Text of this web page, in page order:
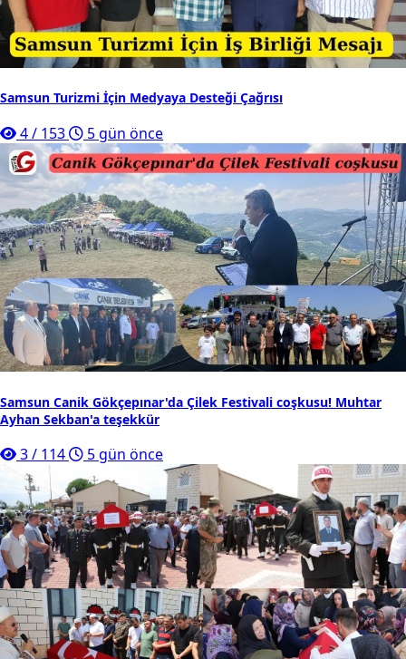
Samsun Turizmi İçin Medyaya Desteği Çağrısı
4/ 153 5 gün önce
Samsun Canik Gökçepınar'da Çilek Festivali coşkusu! Muhtar
Ayhan Sekban'a teşekkür
3/ 114 5 gün önce